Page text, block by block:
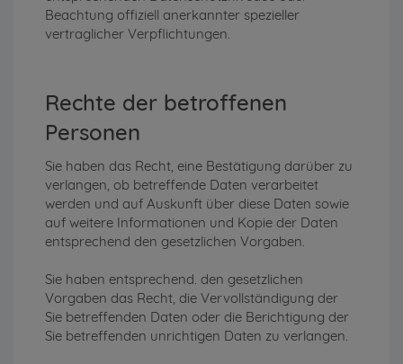
Beachtung offiziell anerkannter spezieller
vertraglicher Verpflichtungen.
Rechte der betroffenen
Personen
Sie haben das Recht, eine Bestätigung darüber zu
verlangen, ob betreffende Daten verarbeitet
werden und auf Auskunft über diese Daten sowie
auf weitere Informationen und Kopie der Daten
entsprechend den gesetzlichen Vorgaben.
Sie haben entsprechend. den gesetzlichen
Vorgaben das Recht, die Vervollständigung der
Sie betreffenden Daten oder die Berichtigung der
Sie betreffenden unrichtigen Daten zu verlangen.